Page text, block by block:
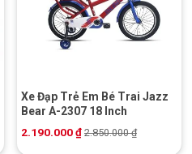
Xe Đạp Trẻ Em Bé Trai Jazz
Bear A-2307 18 Inch
2.190.000₫ 2.850.000₫